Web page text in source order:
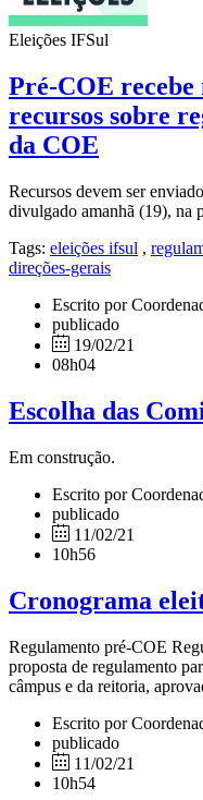
Eleições IFSul
Pré-COE recebe
recursos sobre
da COE
Recursos devem ser
divulgado amanhã (19), na
Tags: eleições ifsul ,
direções-gerais
Escrito por
publicado
19/02/21
08h04
Escolha das
Em construção.
Escrito por
publicado
11/02/21
10h56
Cronograma
Regulamento pré-COE
proposta de regulamento
câmpus e da reitoria,
Escrito por
publicado
11/02/21
10h54